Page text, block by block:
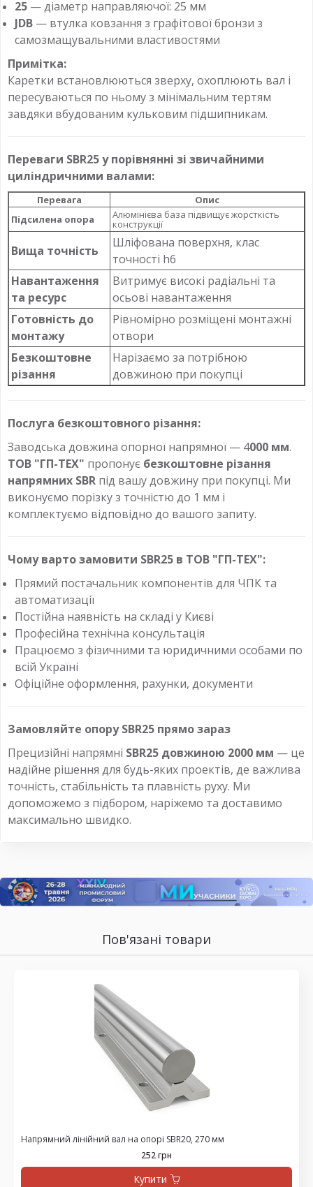
25 — діаметр направляючої: 25 мм
JDB — втулка ковзання з графітової бронзи з
самозмащувальними властивостями
Примітка:
Каретки встановлюються зверху, охоплюють вал і
пересуваються по ньому з мінімальним тертям
завдяки вбудованим кульковим підшипникам.
Переваги SBR25 у порівнянні зі звичайними
циліндричними валами:
Перевага
Опис
Підсилена опора
Алюмінієва база підвищує жорсткість
конструкції
Вища точність
Шліфована поверхня, клас
точності h6
Навантаження
та ресурс
Витримує високі радіальні та
осьові навантаження
Готовність до
монтажу
Рівномірно розміщені монтажні
отвори
Безкоштовне
різання
Нарізаємо за потрібною
довжиною при покупці
Послуга безкоштовного різання:
Заводська довжина опорної напрямної — 4000 мм.
ТОВ "ГП-ТЕХ" пропонує безкоштовне різання
напрямних SBR під вашу довжину при покупці. Ми
виконуємо порізку з точністю до 1 мм і
комплектуємо відповідно до вашого запиту.
Чому варто замовити SBR25 в ТОВ "ГП-ТЕХ":
Прямий постачальник компонентів для ЧПК та
автоматизації
Постійна наявність на складі у Києві
Професійна технічна консультація
Працюємо з фізичними та юридичними особами по
всій Україні
Офіційне оформлення, рахунки, документи
Замовляйте опору SBR25 прямо зараз
Прецизійні напрямні SBR25 довжиною 2000 мм — це
надійне рішення для будь-яких проектів, де важлива
точність, стабільність та плавність руху. Ми
допоможемо з підбором, наріжемо та доставимо
максимально швидко.
Пов'язані товари
Напрямний лінійний вал на опорі SBR20, 270 мм
252 грн
Купити